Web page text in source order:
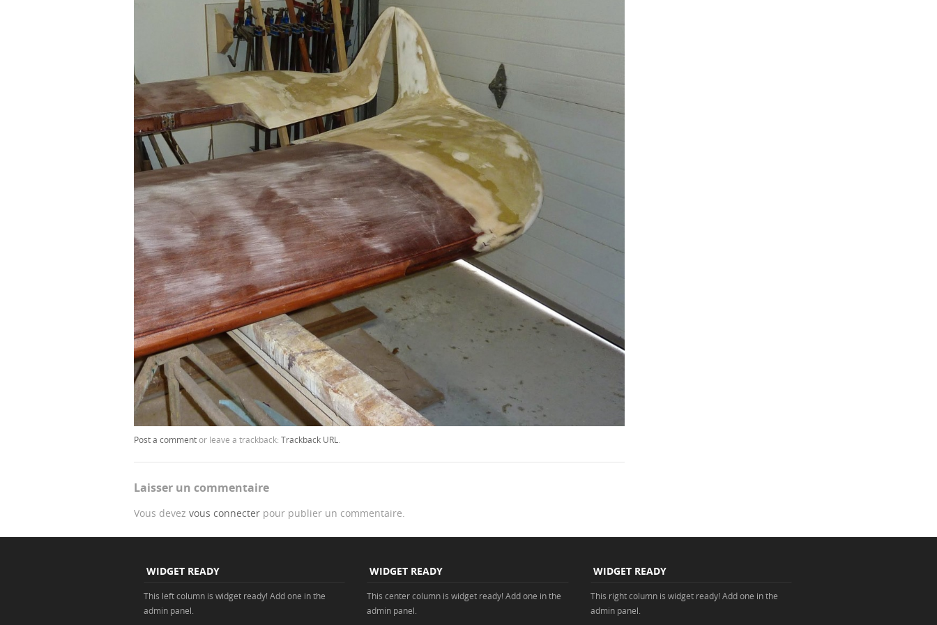
Post a commentor leave a trackback: Trackback URL
Laisser un commentaire
Vous devez vous connecter pour publier un commentaire.
WIDGET READY
This left column is widget ready! Add one in the
admin panel.
WIDGET READY
This center column is widget ready! Add one in the
admin panel.
WIDGET READY
This right column is widget ready! Add one in the
admin panel.